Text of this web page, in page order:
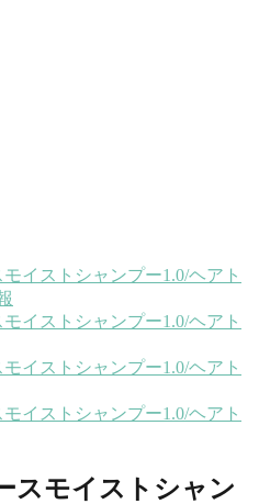
イストシャンプー1.0/ヘアト
イストシャンプー1.0/ヘアト
イストシャンプー1.0/ヘアト
イストシャンプー1.0/ヘアト
スモイストシャン